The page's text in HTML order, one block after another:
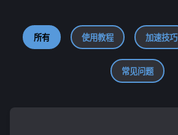
所有 使用教程 加速技巧
常见问题